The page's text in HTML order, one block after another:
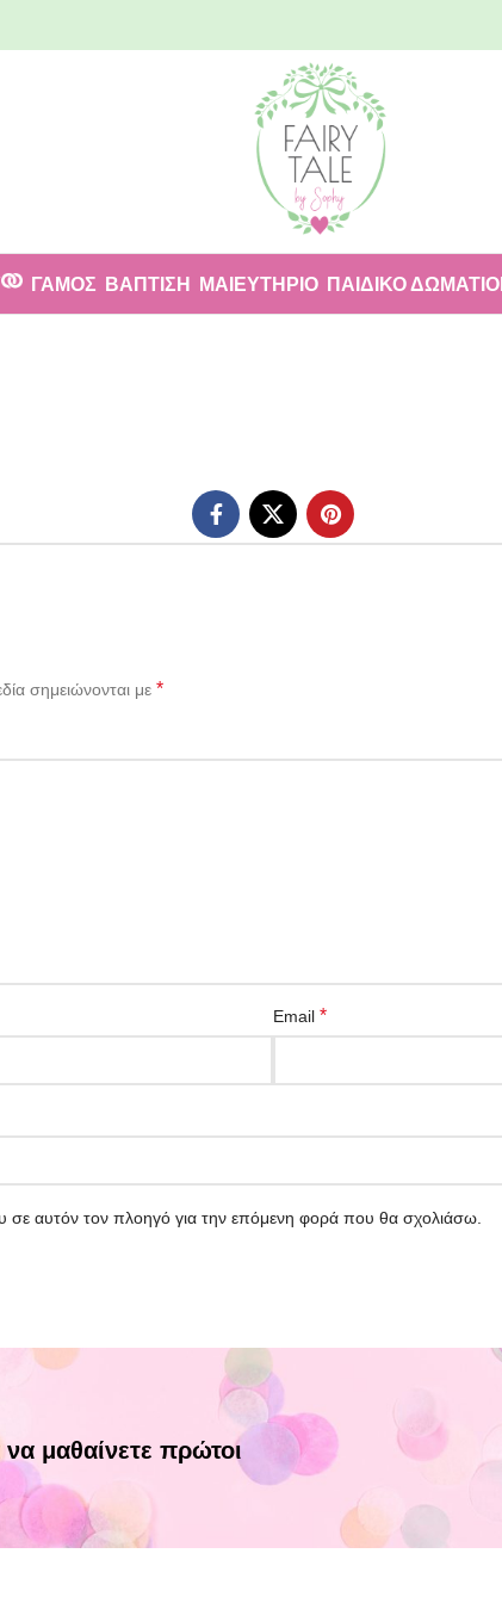
ΓΑΜΟΣ ΒΑΠΤΙΣΗ ΜΑΙΕΥΤΗΡΙΟ ΠΑΙΔΙΚΟ ΔΩΜΑΤΙΟ
σημειώνονται με *
Email *
σε αυτόν τον πλοηγό για την επόμενη φορά που θα σχολιάσω.
μαθαίνετε πρώτοι